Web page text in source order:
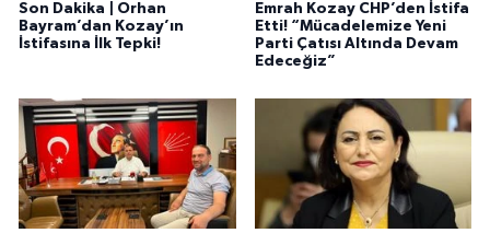
Son Dakika | Orhan
Bayram’dan Kozay’ın
İstifasına İlk Tepki!
Emrah Kozay CHP’den İstifa
Etti! “Mücadelemize Yeni
Parti Çatısı Altında Devam
Edeceğiz”